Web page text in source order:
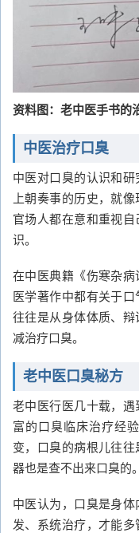
资料图：老中医手书的
中医治疗口臭
中医对口臭的认识和
上朝奏事的历史，就
官场人都在意和重视
识。
在中医典籍《伤寒杂
医学著作中都有关于
往往是从身体体质、
减治疗口臭。
老中医口臭秘方
老中医行医几十载，
富的口臭临床治疗经
变，口臭的病根儿往
器也是查不出来口臭的
中医认为，口臭是身
发、系统治疗，才能